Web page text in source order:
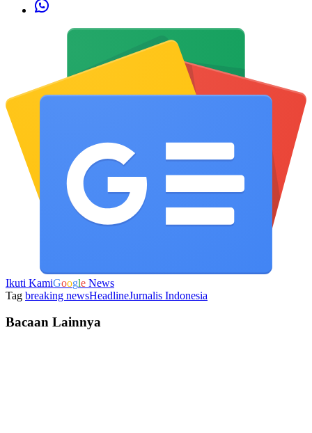
Ikuti KamiGoogle News
Tag breaking newsHeadlineJurnalis Indonesia
Bacaan Lainnya